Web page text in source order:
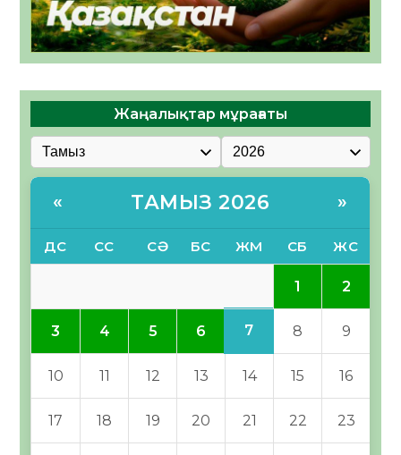
Жаңалықтар мұрағаты
« ТАМЫЗ 2026 »
ДС СС СӘ БС ЖМ СБ ЖС
1 2
3 4 5 6 7 8 9
10 11 12 13 14 15 16
17 18 19 20 21 22 23